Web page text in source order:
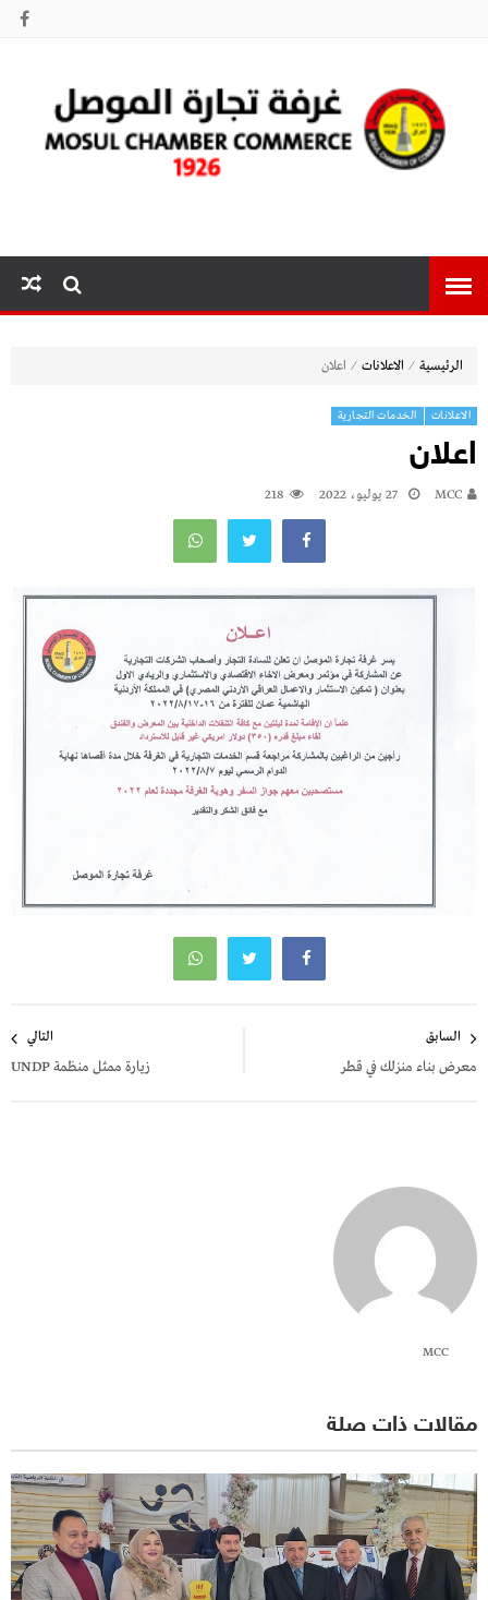
الموصل
الرئيسية ⁄ الاعلانات ⁄ اعلان
الاعلانات الخدمات التجارية
اعلان
MCC 27 يوليو، 2022 218
المقالات
السابق
معرض بناء منزلك في قطر
التالي
زيارة ممثل منظمة UNDP
MCC
مقالات ذات صلة